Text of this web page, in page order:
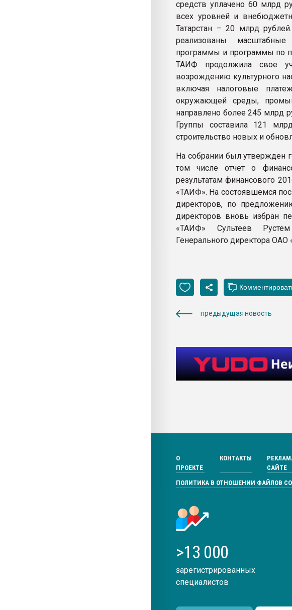
средств уплачено 60 млрд
всех уровней и
Татарстан – 20 млрд
реализованы масштабные
программы и программы по
ТАИФ продолжила свое
возрождению культурного
включая налоговые
окружающей среды,
направлено более 245 млрд
Группы составила 121
строительство новых и
На собрании был утвержден
том числе отчет о
результатам финансового
«ТАИФ». На состоявшемся
директоров, по
директоров вновь избран
«ТАИФ» Сультеев
Генерального директора
предыдущая новость
О
ПРОЕКТЕ
КОНТАКТЫ
САЙТЕ
ПОЛИТИКА В ОТНОШЕНИИ ФАЙЛОВ
>13 000
зарегистрированных
специалистов